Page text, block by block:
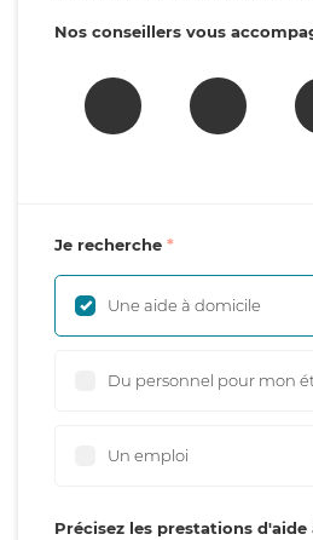
Nos conseillers vous
Je recherche
Une aide à domicile
Du personnel pour mon
Un emploi
Précisez les prestations